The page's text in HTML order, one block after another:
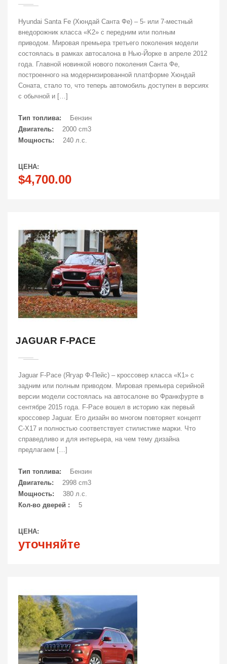
Hyundai Santa Fe (Хюндай Санта Фе) – 5- или 7-местный
внедорожник класса «K2» с передним или полным
приводом. Мировая премьера третьего поколения модели
состоялась в рамках автосалона в Нью-Йорке в апреле 2012
года. Главной новинкой нового поколения Санта Фе,
построенного на модернизированной платформе Хюндай
Соната, стало то, что теперь автомобиль доступен в версиях
с обычной и […]
Тип топлива:
Бензин
Двигатель:
2000 cm3
Мощность:
240 л.с.
ЦЕНА:
$4,700.00
JAGUAR F-PACE
Jaguar F-Pace (Ягуар Ф-Пейс) – кроссовер класса «К1» с
задним или полным приводом. Мировая премьера серийной
версии модели состоялась на автосалоне во Франкфурте в
сентябре 2015 года. F-Pace вошел в историю как первый
кроссовер Jaguar. Его дизайн во многом повторяет концепт
C-X17 и полностью соответствует стилистике марки. Что
справедливо и для интерьера, на чем тему дизайна
предлагаем […]
Тип топлива:
Бензин
Двигатель:
2998 cm3
Мощность:
380 л.с.
Кол-во дверей :
5
ЦЕНА:
уточняйте